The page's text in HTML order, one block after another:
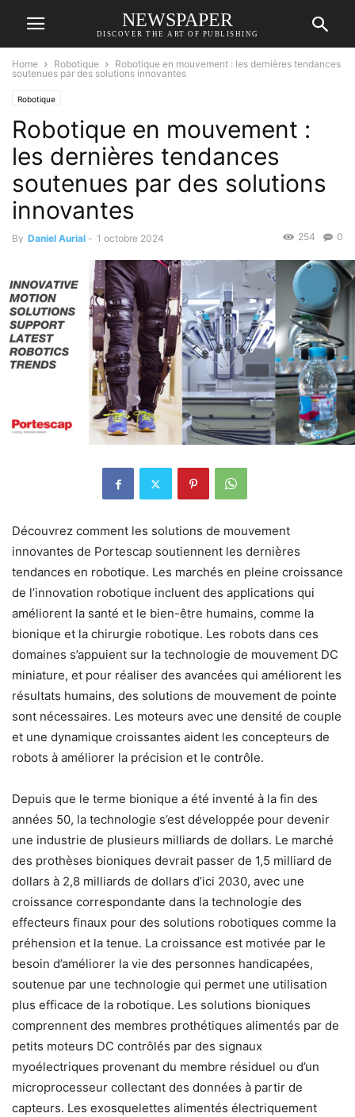
NEWSPAPER
DISCOVER THE ART OF PUBLISHING
Home Robotique
Robotique en mouvement : les dernières tendances
soutenues par des solutions innovantes
Robotique
Robotique en mouvement :
les dernières tendances
soutenues par des solutions
innovantes
By Daniel Aurial - 1 octobre 2024 0
254
Découvrez comment les solutions de mouvement
innovantes de Portescap soutiennent les dernières
tendances en robotique. Les marchés en pleine croissance
de l’innovation robotique incluent des applications qui
améliorent la santé et le bien-être humains, comme la
bionique et la chirurgie robotique. Les robots dans ces
domaines s’appuient sur la technologie de mouvement DC
miniature, et pour réaliser des avancées qui améliorent les
résultats humains, des solutions de mouvement de pointe
sont nécessaires. Les moteurs avec une densité de couple
et une dynamique croissantes aident les concepteurs de
robots à améliorer la précision et le contrôle.
Depuis que le terme bionique a été inventé à la fin des
années 50, la technologie s’est développée pour devenir
une industrie de plusieurs milliards de dollars. Le marché
des prothèses bioniques devrait passer de 1,5 milliard de
dollars à 2,8 milliards de dollars d’ici 2030, avec une
croissance correspondante dans la technologie des
effecteurs finaux pour des solutions robotiques comme la
préhension et la tenue. La croissance est motivée par le
besoin d’améliorer la vie des personnes handicapées,
soutenue par une technologie qui permet une utilisation
plus efficace de la robotique. Les solutions bioniques
comprennent des membres prothétiques alimentés par de
petits moteurs DC contrôlés par des signaux
myoélectriques provenant du membre résiduel ou d’un
microprocesseur collectant des données à partir de
capteurs. Les exosquelettes alimentés électriquement